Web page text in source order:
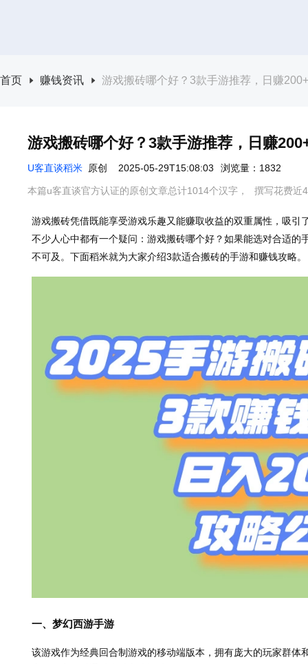
首页 赚钱资讯 游戏搬砖哪个好？3款手游推荐，日赚
游戏搬砖哪个好？3款手游推荐，日赚
U客直谈稻米 原创 2025-05-29T15:08:03 浏览量：1832
本篇u客直谈官方认证的原创文章总计1014个汉字， 撰写花费近
游戏搬砖凭借既能享受游戏乐趣又能赚取收益的双重属性，吸引
不少人心中都有一个疑问：游戏搬砖哪个好？如果能选对合适的
不可及。下面稻米就为大家介绍3款适合搬砖的手游和赚钱攻略。
一、梦幻西游手游
该游戏作为经典回合制游戏的移动端版本，拥有庞大的玩家群体